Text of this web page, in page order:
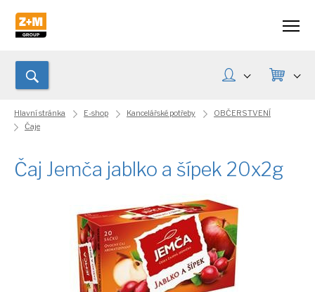
Hlavní stránka E-shop Kancelářské potřeby
OBČERSTVENÍ
Čaje
Čaj Jemča jablko a šípek 20x2g